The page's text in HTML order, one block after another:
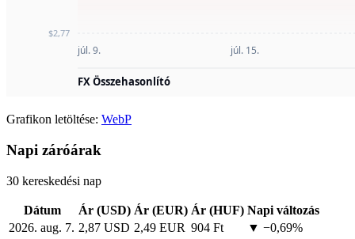
Grafikon letöltése: WebP
Napi záróárak
30 kereskedési nap
Dátum Ár (USD) Ár (EUR) Ár (HUF) Napi változás
2026. aug. 7. 2,87 USD 2,49 EUR 904 Ft
▼ −0,69%